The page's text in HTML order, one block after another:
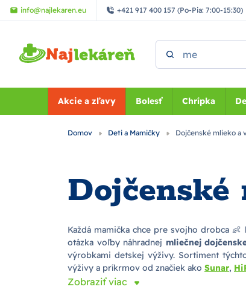
Preskočiť na hlavný obsah
info@najlekaren.eu +421 917 400 157 (Po-Pia: 7:00-15:30)
Akcie a zľavy Bolesť Chrípka
Domov Deti a Mamičky Dojčenské mlieko a
Každá mamička chce pre svojho drobca
otázka voľby náhradnej mliečnej
výrobkami detskej výživy. Sortiment
výživy a príkrmov od značiek ako Sunar,
Zobraziť viac